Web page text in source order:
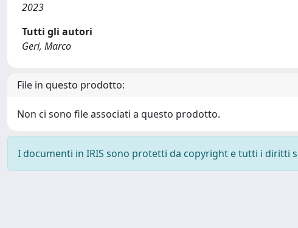
2023
Tutti gli autori
Geri, Marco
File in questo prodotto:
Non ci sono file associati a questo prodotto.
I documenti in IRIS sono protetti da copyright e tutti i diritti